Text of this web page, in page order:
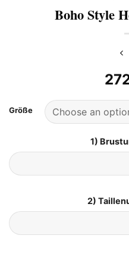
Boho Style
Größe
1)
2)